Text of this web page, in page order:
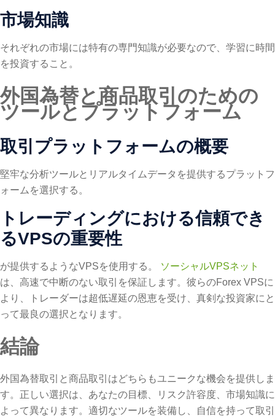
市場知識
それぞれの市場には特有の専門知識が必要なので、学習に時間
を投資すること。
外国為替と商品取引のための
ツールとプラットフォーム
取引プラットフォームの概要
堅牢な分析ツールとリアルタイムデータを提供するプラットフ
ォームを選択する。
トレーディングにおける信頼でき
るVPSの重要性
が提供するようなVPSを使用する。
ソーシャルVPSネット
は、高速で中断のない取引を保証します。彼らのForex VPSに
より、トレーダーは超低遅延の恩恵を受け、真剣な投資家にと
って最良の選択となります。
結論
外国為替取引と商品取引はどちらもユニークな機会を提供しま
す。正しい選択は、あなたの目標、リスク許容度、市場知識に
よって異なります。適切なツールを装備し、自信を持って取引